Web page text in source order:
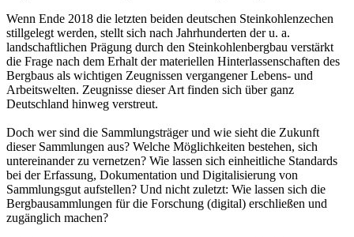
Wenn Ende 2018 die letzten beiden deutschen Steinkohlenzechen
stillgelegt werden, stellt sich nach Jahrhunderten der u. a.
landschaftlichen Prägung durch den Steinkohlenbergbau verstärkt
die Frage nach dem Erhalt der materiellen Hinterlassenschaften des
Bergbaus als wichtigen Zeugnissen vergangener Lebens- und
Arbeitswelten. Zeugnisse dieser Art finden sich über ganz
Deutschland hinweg verstreut.
Doch wer sind die Sammlungsträger und wie sieht die Zukunft
dieser Sammlungen aus? Welche Möglichkeiten bestehen, sich
untereinander zu vernetzen? Wie lassen sich einheitliche Standards
bei der Erfassung, Dokumentation und Digitalisierung von
Sammlungsgut aufstellen? Und nicht zuletzt: Wie lassen sich die
Bergbausammlungen für die Forschung (digital) erschließen und
zugänglich machen?